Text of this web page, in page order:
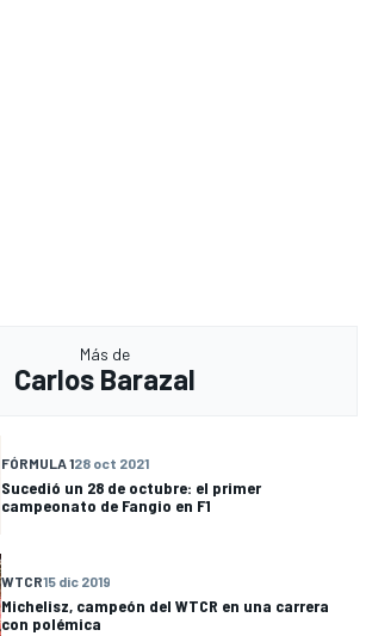
Más de
Carlos Barazal
FÓRMULA 128 oct 2021
Sucedió un 28 de octubre: el primer
campeonato de Fangio en F1
WTCR15 dic 2019
Michelisz, campeón del WTCR en una carrera
con polémica